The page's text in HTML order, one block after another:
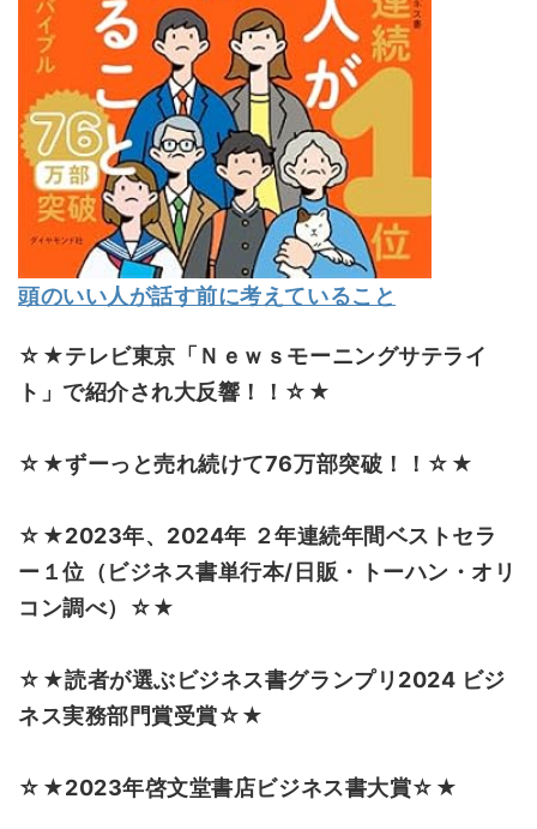
頭のいい人が話す前に考えていること
☆★テレビ東京「Ｎｅｗｓモーニングサテライ
ト」で紹介され大反響！！☆★
☆★ずーっと売れ続けて76万部突破！！☆★
☆★2023年、2024年 ２年連続年間ベストセラ
ー１位（ビジネス書単行本/日販・トーハン・オリ
コン調べ）☆★
☆★読者が選ぶビジネス書グランプリ2024 ビジ
ネス実務部門賞受賞☆★
☆★2023年啓文堂書店ビジネス書大賞☆★